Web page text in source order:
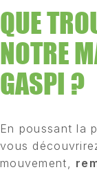
QUE
NOTRE
GASPI ?
En poussant la
vous
mouvement,